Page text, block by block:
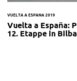
VUELTA A ESPANA 2019
Vuelta a España:
12. Etappe in